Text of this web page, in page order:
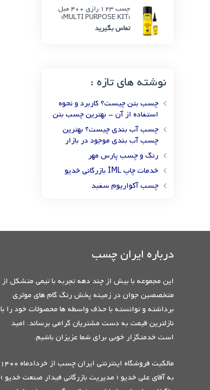
چسب 123 رازی 400 میل
(MULTI PURPOSE KIT)
تماس بگیرید
نوشته های تازه :
چسب بتن چیست؟ کاربرد و نحوه
استفاده از آن – بهترین چسب بتن
چسب آب بندی چیست؟ بهترین
چسب آب بندی موجود در بازار
رنگ و چسب پارس مهر
خدمات چاپ IML بازرگانی خدیو
چسب آکواریوم سفید
درباره ایران چسب
این مجموعه با بیش از چند دهه تجربه با تیمی متشکل از
متخصصین جوان در زمینه پخش رنگ گام های موثری
برداشته و توانسته با حذف واسطه ها محصولات خود را با
نازلترین قیمت به دست مشتریان گرامی برساند. امید
است خدمتگزار خوبی برای شما عزیزان باشیم.
مالکیت فروشگاه اینترنتی ایران چسب از خردادماه 1400
به آقای علی خدیو ( مدیریت بازرگانی فیدار صنعت خدیو )